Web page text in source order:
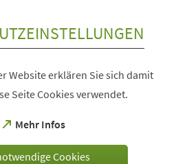
Website erklären Sie sich damit
Seite Cookies verwendet.
Mehr Infos
(Öffnet
einem
Cookies